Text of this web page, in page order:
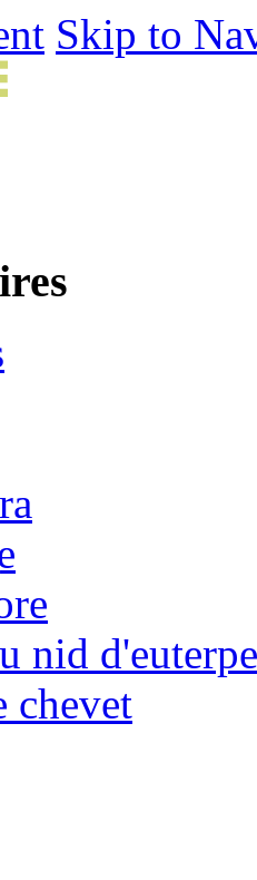
Skip to
nid d'euterpe
chevet